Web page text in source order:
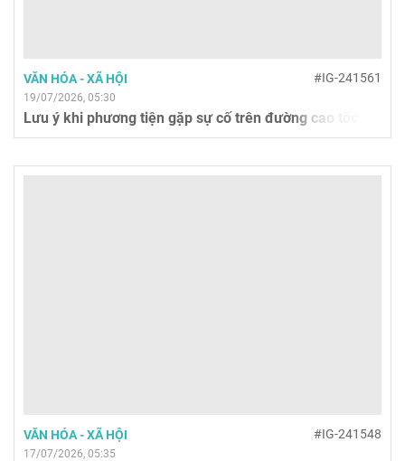
VĂN HÓA - XÃ HỘI #IG-241561
19/07/2026, 05:30
Lưu ý khi phương tiện gặp sự cố trên đường cao tốc
VĂN HÓA - XÃ HỘI #IG-241548
17/07/2026, 05:35